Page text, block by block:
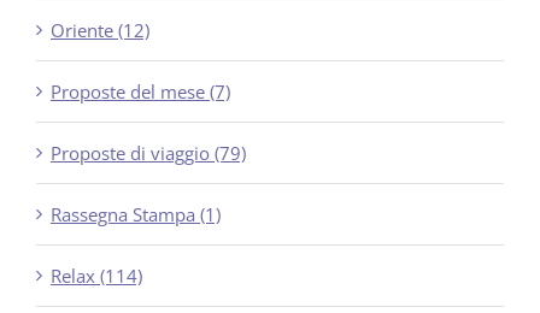
Oriente (12)
Proposte del mese (7)
Proposte di viaggio (79)
Rassegna Stampa (1)
Relax (114)